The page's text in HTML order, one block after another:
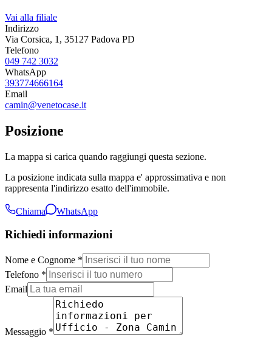
Vai alla filiale
Indirizzo
Via Corsica, 1, 35127 Padova PD
Telefono
049 742 3032
WhatsApp
393774666164
Email
camin@venetocase.it
Posizione
La mappa si carica quando raggiungi questa sezione.
La posizione indicata sulla mappa e' approssimativa e non
rappresenta l'indirizzo esatto dell'immobile.
Chiama WhatsApp
Richiedi informazioni
Nome e Cognome *
Telefono *
Email
Messaggio *